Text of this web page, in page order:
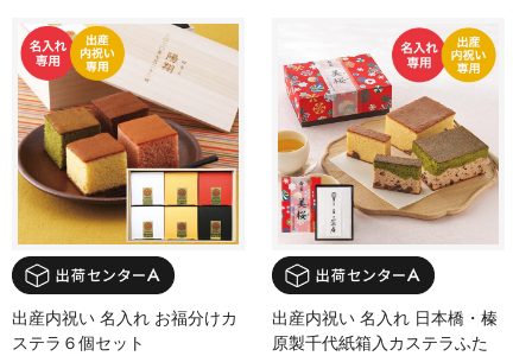
出産内祝い 名入れ お福分けカ
ステラ６個セット
出産内祝い 名入れ 日本橋・榛
原製千代紙箱入カステラふた